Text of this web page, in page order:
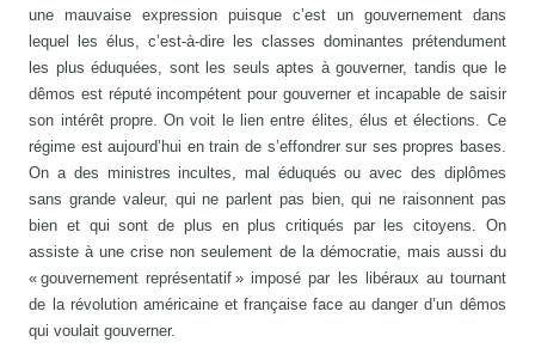
une mauvaise expression puisque c’est un gouvernement dans
lequel les élus, c’est-à-dire les classes dominantes prétendument
les plus éduquées, sont les seuls aptes à gouverner, tandis que le
dêmos est réputé incompétent pour gouverner et incapable de saisir
son intérêt propre. On voit le lien entre élites, élus et élections. Ce
régime est aujourd’hui en train de s’effondrer sur ses propres bases.
On a des ministres incultes, mal éduqués ou avec des diplômes
sans grande valeur, qui ne parlent pas bien, qui ne raisonnent pas
bien et qui sont de plus en plus critiqués par les citoyens. On
assiste à une crise non seulement de la démocratie, mais aussi du
« gouvernement représentatif » imposé par les libéraux au tournant
de la révolution américaine et française face au danger d’un dêmos
qui voulait gouverner.